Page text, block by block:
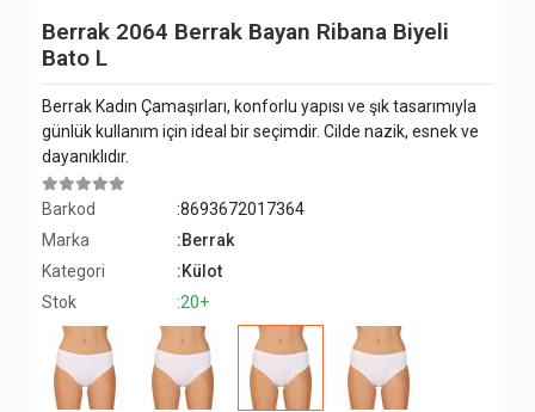
Berrak 2064 Berrak Bayan Ribana Biyeli
Bato L
Berrak Kadın Çamaşırları, konforlu yapısı ve şık tasarımıyla
günlük kullanım için ideal bir seçimdir. Cilde nazik, esnek ve
dayanıklıdır.
Barkod
:8693672017364
Marka
:Berrak
Kategori
:Külot
Stok
:20+